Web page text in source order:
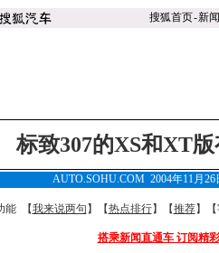
搜狐首页-新闻
标致307的XS和XT
AUTO.SOHU.COM 2004年11月
能 【我来说两句 】【热点排行】【推荐】【
搭乘新闻直通车 订阅精